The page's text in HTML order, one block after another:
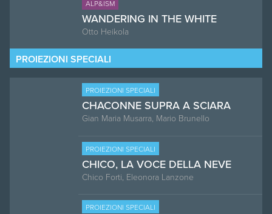
ALP&ISM
WANDERING IN THE WHITE
Otto Heikola
PROIEZIONI SPECIALI
PROIEZIONI SPECIALI
CHACONNE SUPRA A SCIARA
Gian Maria Musarra, Mario Brunello
PROIEZIONI SPECIALI
CHICO, LA VOCE DELLA NEVE
Chico Forti, Eleonora Lanzone
PROIEZIONI SPECIALI